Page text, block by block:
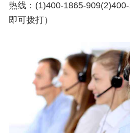
热线：(1)400-1865-
即可拨打）